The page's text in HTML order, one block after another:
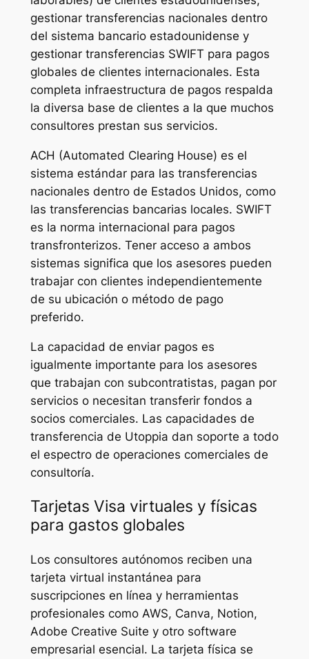
gestionar transferencias nacionales dentro
del sistema bancario estadounidense y
gestionar transferencias SWIFT para pagos
globales de clientes internacionales. Esta
completa infraestructura de pagos respalda
la diversa base de clientes a la que muchos
consultores prestan sus servicios.
ACH (Automated Clearing House) es el
sistema estándar para las transferencias
nacionales dentro de Estados Unidos, como
las transferencias bancarias locales. SWIFT
es la norma internacional para pagos
transfronterizos. Tener acceso a ambos
sistemas significa que los asesores pueden
trabajar con clientes independientemente
de su ubicación o método de pago
preferido.
La capacidad de enviar pagos es
igualmente importante para los asesores
que trabajan con subcontratistas, pagan por
servicios o necesitan transferir fondos a
socios comerciales. Las capacidades de
transferencia de Utoppia dan soporte a todo
el espectro de operaciones comerciales de
consultoría.
Tarjetas Visa virtuales y físicas
para gastos globales
Los consultores autónomos reciben una
tarjeta virtual instantánea para
suscripciones en línea y herramientas
profesionales como AWS, Canva, Notion,
Adobe Creative Suite y otro software
empresarial esencial. La tarjeta física se